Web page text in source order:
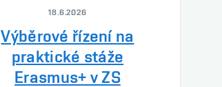
18.6.2026
Výběrové řízení na
praktické stáže
Erasmus+ v ZS